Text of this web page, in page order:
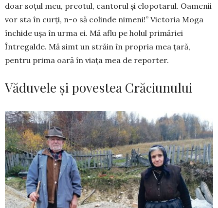
doar soțul meu, preotul, cantorul și clopotarul. Oamenii
vor sta în curți, n-o să colinde nimeni!” Victoria Moga
închide ușa în urma ei. Mă aflu pe holul primăriei
Întregalde. Mă simt un străin în pro­pria mea țară,
pentru prima oară în viața mea de reporter.
Văduvele și povestea Crăciunului